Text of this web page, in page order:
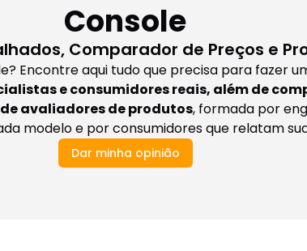
Console
Comparador de Preços e
Encontre aqui tudo que precisa para fazer
e consumidores reais, além de
avaliadores de produtos, formada por
modelo e por consumidores que relatam
Dar minha opinião